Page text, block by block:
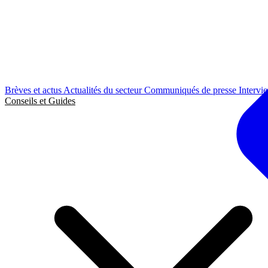
Brèves et actus Actualités du secteurCommuniqués de presse
Conseils et Guides